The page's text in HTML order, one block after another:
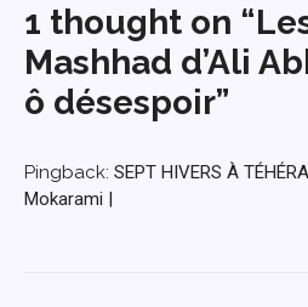
1 thought on
Mashhad d’Ali
ô désespoir”
Pingback: SEPT HIVERS À
Mokarami |